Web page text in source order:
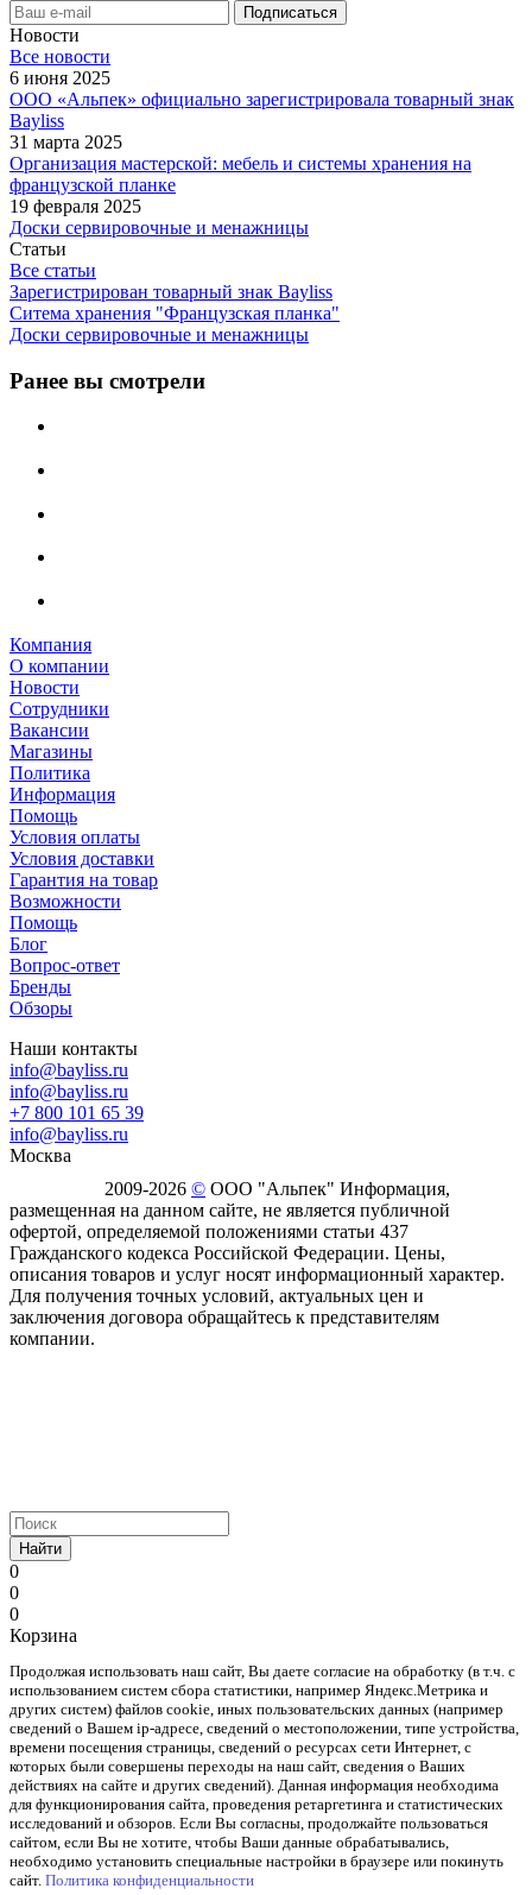
Новости
Все новости
6 июня 2025
ООО «Альпек» официально зарегистрировала товарный знак
Bayliss
31 марта 2025
Организация мастерской: мебель и системы хранения на
французской планке
19 февраля 2025
Доски сервировочные и менажницы
Статьи
Все статьи
Зарегистрирован товарный знак Bayliss
Ситема хранения "Французская планка"
Доски сервировочные и менажницы
Ранее вы смотрели
Компания
О компании
Новости
Сотрудники
Вакансии
Магазины
Политика
Информация
Помощь
Условия оплаты
Условия доставки
Гарантия на товар
Возможности
Помощь
Блог
Вопрос-ответ
Бренды
Обзоры
Наши контакты
info@bayliss.ru
info@bayliss.ru
+7 800 101 65 39
info@bayliss.ru
Москва
2009-2026 © ООО "Альпек" Информация,
размещенная на данном сайте, не является публичной
офертой, определяемой положениями статьи 437
Гражданского кодекса Российской Федерации. Цены,
описания товаров и услуг носят информационный характер.
Для получения точных условий, актуальных цен и
заключения договора обращайтесь к представителям
компании.
Найти
0
0
0
Корзина
Продолжая использовать наш cайт, Вы даете согласие на обработку (в т.ч. с
использованием систем сбора статистики, например Яндекс.Метрика и
других систем) файлов cookie, иных пользовательских данных (например
сведений о Вашем ip-адресе, сведений о местоположении, типе устройства,
времени посещения страницы, сведений о ресурсах сети Интернет, с
которых были совершены переходы на наш сайт, сведения о Ваших
действиях на сайте и других сведений). Данная информация необходима
для функционирования сайта, проведения ретаргетинга и статистических
исследований и обзоров. Если Вы согласны, продолжайте пользоваться
сайтом, если Вы не хотите, чтобы Ваши данные обрабатывались,
необходимо установить специальные настройки в браузере или покинуть
сайт. Политика конфиденциальности